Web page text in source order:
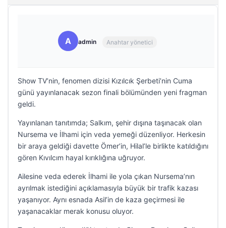
A admin Anahtar yönetici
Show TV’nin, fenomen dizisi Kızılcık Şerbeti’nin Cuma
günü yayınlanacak sezon finali bölümünden yeni fragman
geldi.
Yayınlanan tanıtımda; Salkım, şehir dışına taşınacak olan
Nursema ve İlhami için veda yemeği düzenliyor. Herkesin
bir araya geldiği davette Ömer’in, Hilal’le birlikte katıldığını
gören Kıvılcım hayal kırıklığına uğruyor.
Ailesine veda ederek İlhami ile yola çıkan Nursema’nın
ayrılmak istediğini açıklamasıyla büyük bir trafik kazası
yaşanıyor. Aynı esnada Asil’in de kaza geçirmesi ile
yaşanacaklar merak konusu oluyor.